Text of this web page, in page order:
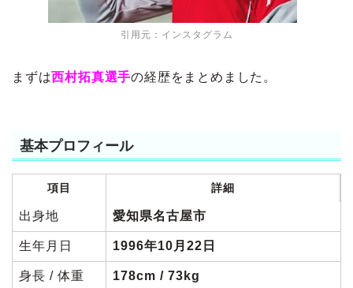
引用元：インスタグラム
まずは西村拓真選手の経歴をまとめました。
基本プロフィール
項目 詳細
出身地 愛知県名古屋市
生年月日 1996年10月22日
身長 / 体重 178cm / 73kg